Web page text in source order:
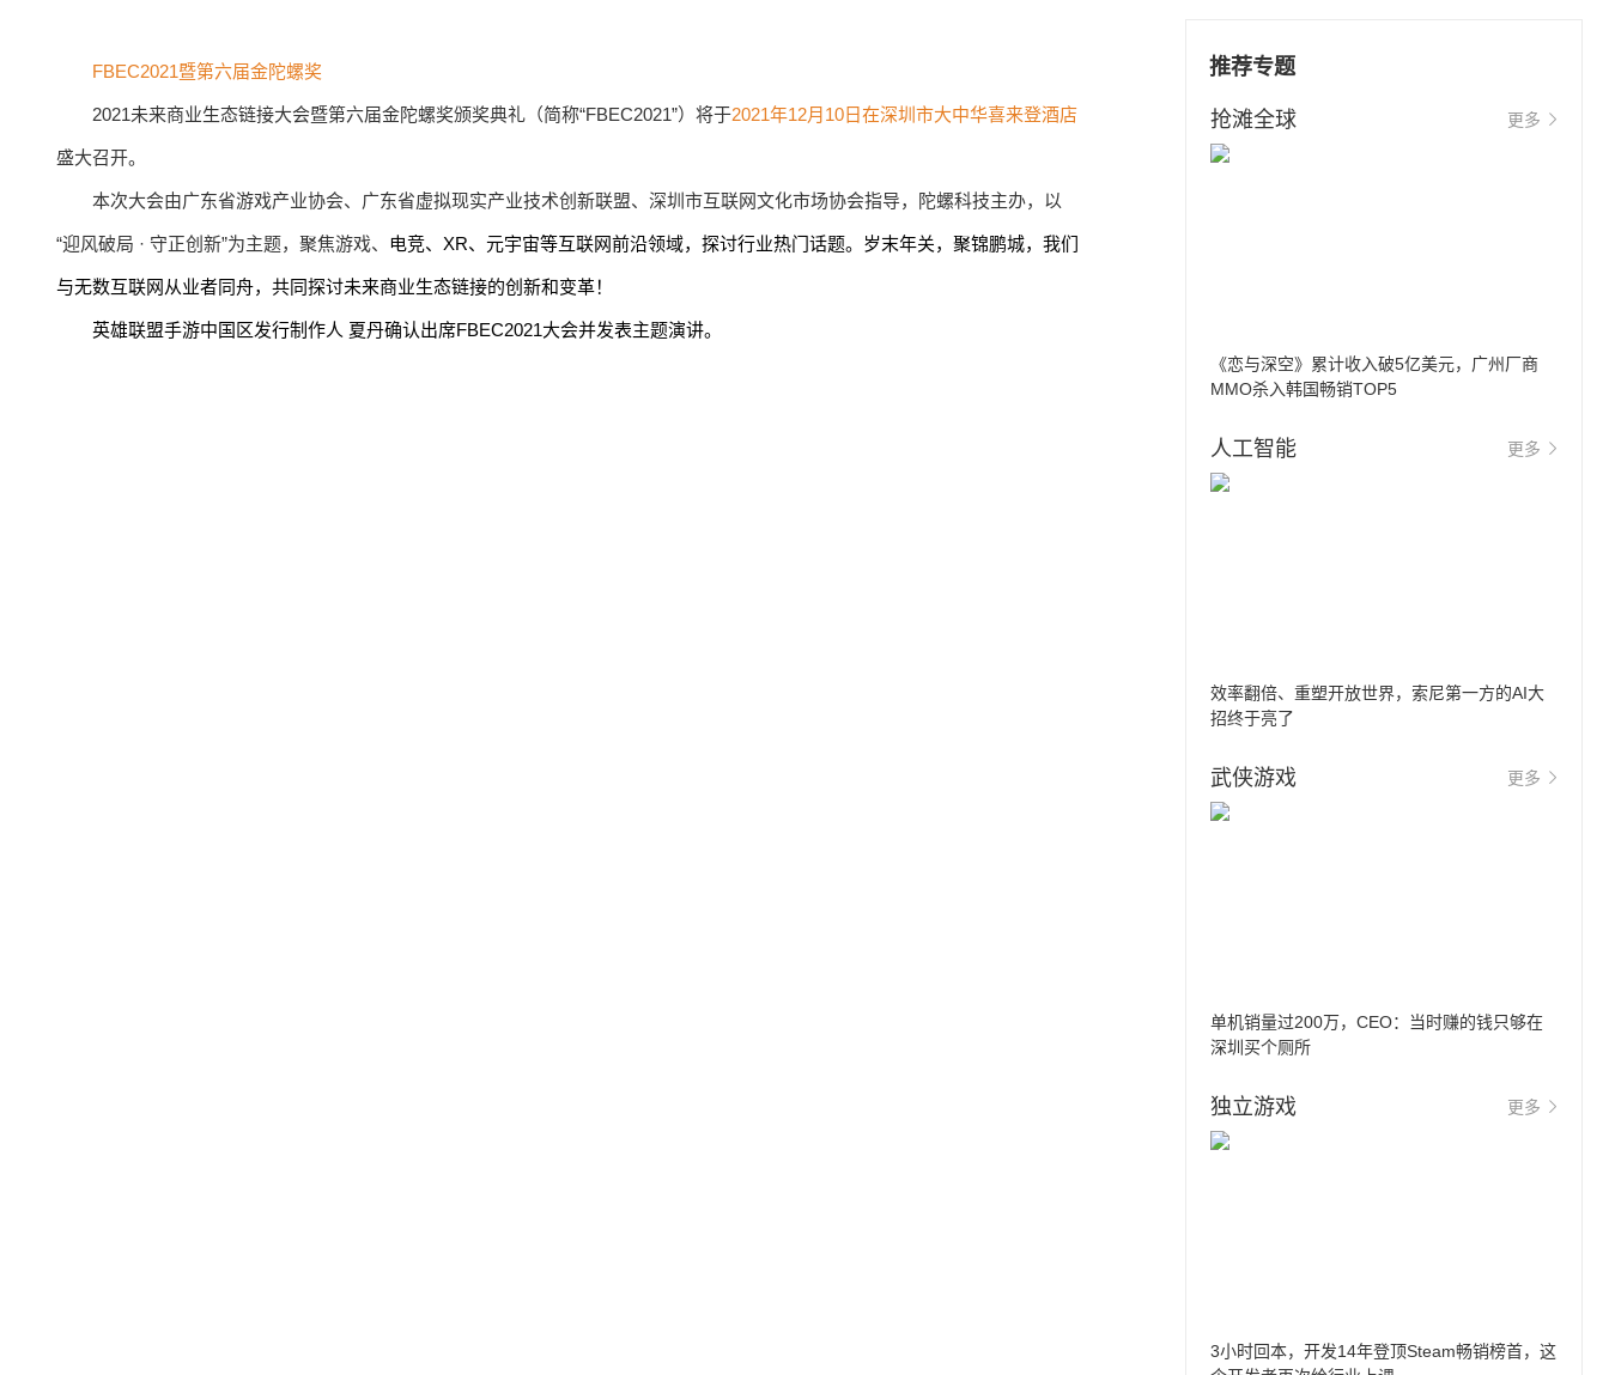
FBEC2021暨第六届金陀螺奖
2021未来商业生态链接大会暨第六届金陀螺奖颁奖典礼（简称“FBEC2021”）将于2021年12月10日在深圳市大中华喜来登酒店
盛大召开。
本次大会由广东省游戏产业协会、广东省虚拟现实产业技术创新联盟、深圳市互联网文化市场协会指导，陀螺科技主办，以
“迎风破局 · 守正创新”为主题，聚焦游戏、 电竞、XR、元宇宙等互联网前沿领域，探讨行业热门话题。岁末年关，聚锦鹏城，我们
与无数互联网从业者同舟，共同探讨未来商业生态链接的创新和变革！
英雄联盟手游中国区发行制作人 夏丹确认出席FBEC2021大会并发表主题演讲。
推荐专题
抢滩全球 更多
《恋与深空》累计收入破5亿美元，广州厂商
MMO杀入韩国畅销TOP5
人工智能 更多
效率翻倍、重塑开放世界，索尼第一方的AI大
招终于亮了
武侠游戏 更多
单机销量过200万，CEO：当时赚的钱只够在
深圳买个厕所
独立游戏 更多
3小时回本，开发14年登顶Steam畅销榜首，这